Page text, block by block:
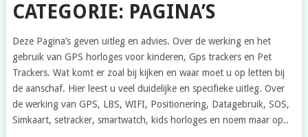
CATEGORIE: PAGINA’S
Deze Pagina’s geven uitleg en advies. Over de werking en het
gebruik van GPS horloges voor kinderen, Gps trackers en Pet
Trackers. Wat komt er zoal bij kijken en waar moet u op letten bij
de aanschaf. Hier leest u veel duidelijke en specifieke uitleg. Over
de werking van GPS, LBS, WIFI, Positionering, Datagebruik, SOS,
Simkaart, setracker, smartwatch, kids horloges en noem maar op..